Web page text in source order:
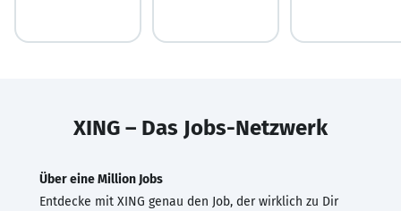
XING – Das Jobs-Netzwerk
Über eine Million Jobs
Entdecke mit XING genau den Job, der wirklich zu Dir